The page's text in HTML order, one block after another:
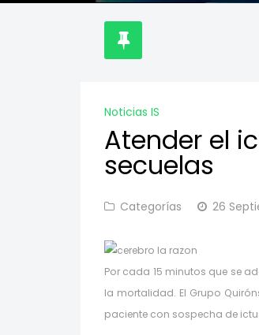
Noticias IS
Atender el
secuelas
Categorías 26
Por cada 15 minutos que se
la mortalidad. El Grupo
paciente con sospecha de